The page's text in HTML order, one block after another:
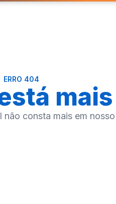
ERRO 404
não consta mais em